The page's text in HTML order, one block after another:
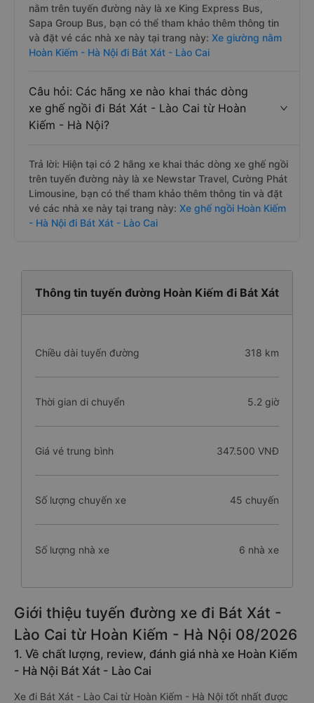
nằm trên tuyến đường này là xe King Express Bus,
Sapa Group Bus, bạn có thể tham khảo thêm thông tin
và đặt vé các nhà xe này tại trang này: Xe giường nằm
Hoàn Kiếm - Hà Nội đi Bát Xát - Lào Cai
Câu hỏi: Các hãng xe nào khai thác dòng
xe ghế ngồi đi Bát Xát - Lào Cai từ Hoàn
Kiếm - Hà Nội?
Trả lời: Hiện tại có 2 hãng xe khai thác dòng xe ghế ngồi
trên tuyến đường này là xe Newstar Travel, Cường Phát
Limousine, bạn có thể tham khảo thêm thông tin và đặt
vé các nhà xe này tại trang này: Xe ghế ngồi Hoàn Kiếm
- Hà Nội đi Bát Xát - Lào Cai
Thông tin tuyến đường Hoàn Kiếm đi Bát Xát
Chiều dài tuyến đường 318 km
Thời gian di chuyển 5.2 giờ
Giá vé trung bình 347.500 VNĐ
Số lượng chuyến xe 45 chuyến
Số lượng nhà xe 6 nhà xe
Giới thiệu tuyến đường xe đi Bát Xát -
Lào Cai từ Hoàn Kiếm - Hà Nội 08/2026
1. Về chất lượng, review, đánh giá nhà xe Hoàn Kiếm
- Hà Nội Bát Xát - Lào Cai
Xe đi Bát Xát - Lào Cai từ Hoàn Kiếm - Hà Nội tốt nhất được